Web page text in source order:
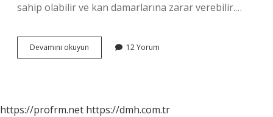
sahip olabilir ve kan damarlarına zarar verebilir.…
Devamını okuyun
Ara
12 Yorum
https://profrm.net https://dmh.com.tr